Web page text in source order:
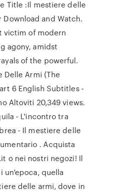
Title :Il mestiere delle
and Watch.
victim of modern
agony, amidst
of the powerful.
Delle Armi (The
6 English Subtitles -
Altoviti 20,349 views.
- L'incontro tra
- Il mestiere delle
. Acquista
o nei nostri negozi! Il
un'epoca, quella
delle armi, dove in